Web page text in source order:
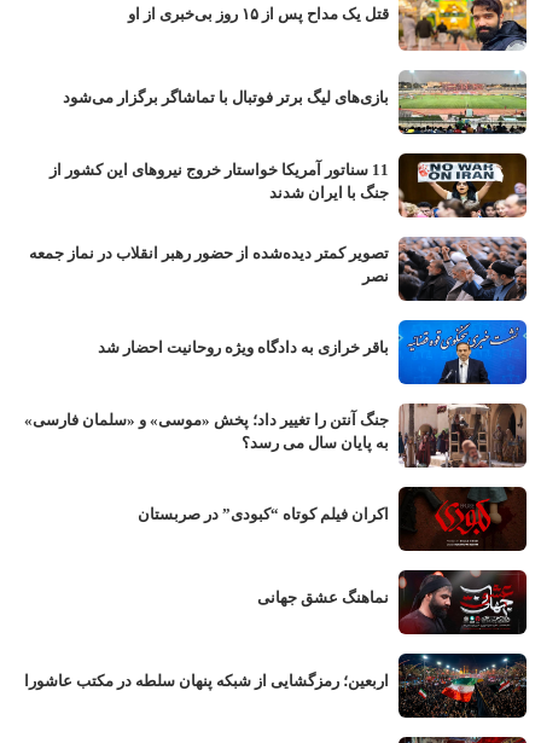
قتل یک مداح پس از ۱۵ روز بی‌خبری از او
بازی‌های لیگ برتر فوتبال با تماشاگر برگزار می‌شود
11 سناتور آمریکا خواستار خروج نیروهای این کشور از
جنگ با ایران شدند
تصویر کمتر دیده‌شده از حضور رهبر انقلاب در نماز جمعه
نصر
باقر خرازی به دادگاه ویژه روحانیت احضار شد
جنگ آنتن را تغییر داد؛ پخش «موسی» و «سلمان فارسی»
به پایان سال می رسد؟
اکران فیلم کوتاه “کبودی” در صربستان
نماهنگ عشق جهانی
اربعین؛ رمزگشایی از شبکه پنهان سلطه در مکتب عاشورا